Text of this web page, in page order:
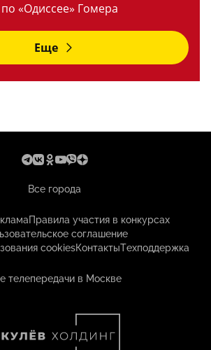
«Одиссее» Гомера
Еще
Все города
Правила участия в конкурсах
соглашение
cookiesКонтактыТехподдержка
телепередачи в Москве